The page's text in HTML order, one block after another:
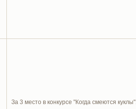
За 3 место в конкурсе "Когда смеются куклы".